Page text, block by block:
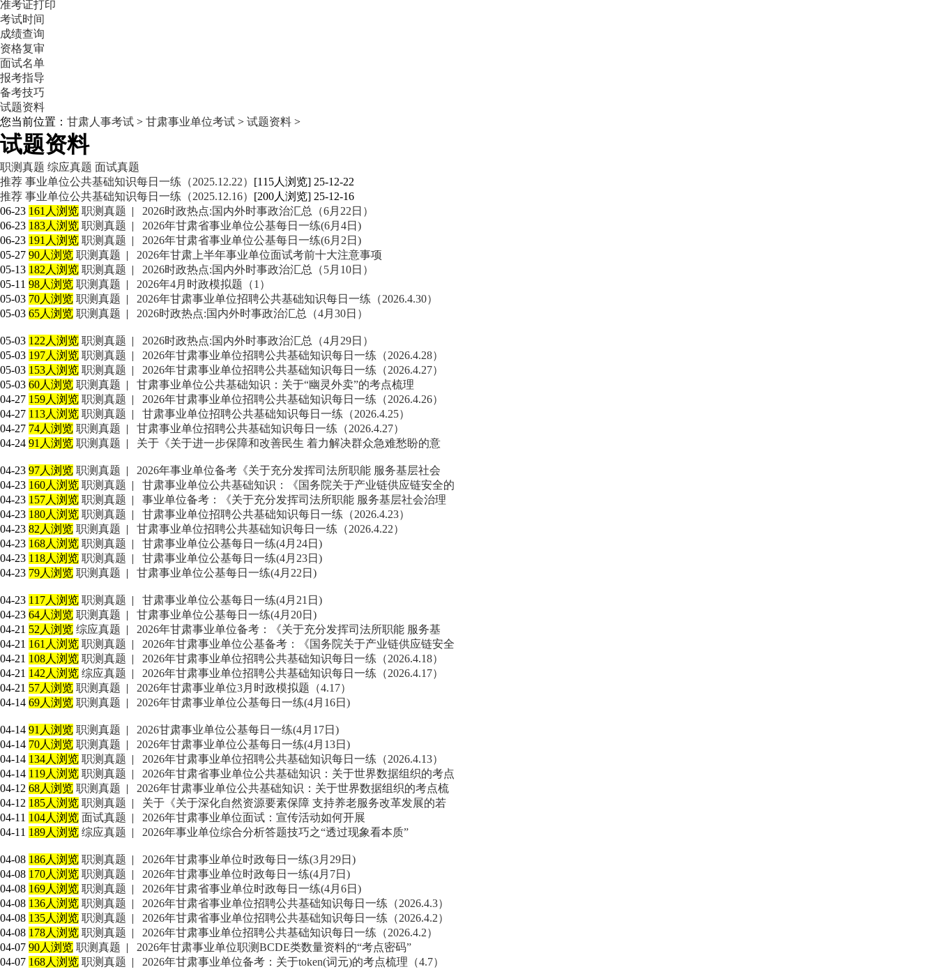
准考证打印
考试时间
成绩查询
资格复审
面试名单
报考指导
备考技巧
试题资料
您当前位置： 甘肃人事考试 > 甘肃事业单位考试 > 试题资料 >
试题资料
职测真题 综应真题 面试真题
推荐 事业单位公共基础知识每日一练（2025.12.22） [115人浏览] 25-12-22
推荐 事业单位公共基础知识每日一练（2025.12.16） [200人浏览] 25-12-16
06-23 161人浏览 职测真题 |
2026时政热点:国内外时事政治汇总（6月22日）
06-23 183人浏览 职测真题 |
2026年甘肃省事业单位公基每日一练(6月4日)
06-23 191人浏览 职测真题 |
2026年甘肃省事业单位公基每日一练(6月2日)
05-27 90人浏览 职测真题 |
2026年甘肃上半年事业单位面试考前十大注意事项
05-13 182人浏览 职测真题 |
2026时政热点:国内外时事政治汇总（5月10日）
05-11 98人浏览 职测真题 |
2026年4月时政模拟题（1）
05-03 70人浏览 职测真题 |
2026年甘肃事业单位招聘公共基础知识每日一练（2026.4.30）
05-03 65人浏览 职测真题 | 2026时政热点:国内外时事政治汇总（4月30日）
05-03 122人浏览 职测真题 |
2026时政热点:国内外时事政治汇总（4月29日）
05-03 197人浏览 职测真题 |
2026年甘肃事业单位招聘公共基础知识每日一练（2026.4.28）
05-03 153人浏览 职测真题 |
2026年甘肃事业单位招聘公共基础知识每日一练（2026.4.27）
05-03 60人浏览 职测真题 |
甘肃事业单位公共基础知识：关于“幽灵外卖”的考点梳理
04-27 159人浏览 职测真题 |
2026年甘肃事业单位招聘公共基础知识每日一练（2026.4.26）
04-27 113人浏览 职测真题 |
甘肃事业单位招聘公共基础知识每日一练（2026.4.25）
04-27 74人浏览 职测真题 |
甘肃事业单位招聘公共基础知识每日一练（2026.4.27）
04-24 91人浏览 职测真题 | 关于《关于进一步保障和改善民生 着力解决群众急难愁盼的意
04-23 97人浏览 职测真题 |
2026年事业单位备考《关于充分发挥司法所职能 服务基层社会
04-23 160人浏览 职测真题 |
甘肃事业单位公共基础知识：《国务院关于产业链供应链安全的
04-23 157人浏览 职测真题 |
事业单位备考：《关于充分发挥司法所职能 服务基层社会治理
04-23 180人浏览 职测真题 |
甘肃事业单位招聘公共基础知识每日一练（2026.4.23）
04-23 82人浏览 职测真题 |
甘肃事业单位招聘公共基础知识每日一练（2026.4.22）
04-23 168人浏览 职测真题 |
甘肃事业单位公基每日一练(4月24日)
04-23 118人浏览 职测真题 |
甘肃事业单位公基每日一练(4月23日)
04-23 79人浏览 职测真题 | 甘肃事业单位公基每日一练(4月22日)
04-23 117人浏览 职测真题 |
甘肃事业单位公基每日一练(4月21日)
04-23 64人浏览 职测真题 |
甘肃事业单位公基每日一练(4月20日)
04-21 52人浏览 综应真题 |
2026年甘肃事业单位备考：《关于充分发挥司法所职能 服务基
04-21 161人浏览 职测真题 |
2026年甘肃事业单位公基备考：《国务院关于产业链供应链安全
04-21 108人浏览 职测真题 |
2026年甘肃事业单位招聘公共基础知识每日一练（2026.4.18）
04-21 142人浏览 综应真题 |
2026年甘肃事业单位招聘公共基础知识每日一练（2026.4.17）
04-21 57人浏览 职测真题 |
2026年甘肃事业单位3月时政模拟题（4.17）
04-14 69人浏览 职测真题 | 2026年甘肃事业单位公基每日一练(4月16日)
04-14 91人浏览 职测真题 |
2026甘肃事业单位公基每日一练(4月17日)
04-14 70人浏览 职测真题 |
2026年甘肃事业单位公基每日一练(4月13日)
04-14 134人浏览 职测真题 |
2026年甘肃事业单位招聘公共基础知识每日一练（2026.4.13）
04-14 119人浏览 职测真题 |
2026年甘肃省事业单位公共基础知识：关于世界数据组织的考点
04-12 68人浏览 职测真题 |
2026年甘肃事业单位公共基础知识：关于世界数据组织的考点梳
04-12 185人浏览 职测真题 |
关于《关于深化自然资源要素保障 支持养老服务改革发展的若
04-11 104人浏览 面试真题 |
2026年甘肃事业单位面试：宣传活动如何开展
04-11 189人浏览 综应真题 | 2026年事业单位综合分析答题技巧之“透过现象看本质”
04-08 186人浏览 职测真题 |
2026年甘肃事业单位时政每日一练(3月29日)
04-08 170人浏览 职测真题 |
2026年甘肃事业单位时政每日一练(4月7日)
04-08 169人浏览 职测真题 |
2026年甘肃省事业单位时政每日一练(4月6日)
04-08 136人浏览 职测真题 |
2026年甘肃省事业单位招聘公共基础知识每日一练（2026.4.3）
04-08 135人浏览 职测真题 |
2026年甘肃省事业单位招聘公共基础知识每日一练（2026.4.2）
04-08 178人浏览 职测真题 |
2026年甘肃事业单位招聘公共基础知识每日一练（2026.4.2）
04-07 90人浏览 职测真题 |
2026年甘肃事业单位职测BCDE类数量资料的“考点密码”
04-07 168人浏览 职测真题 | 2026年甘肃事业单位备考：关于token(词元)的考点梳理（4.7）